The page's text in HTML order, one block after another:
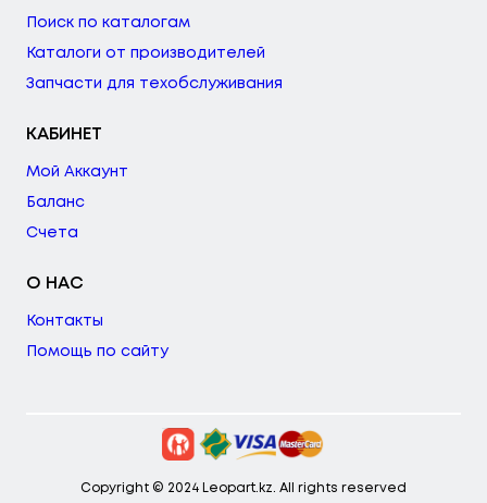
Поиск по каталогам
Каталоги от производителей
Запчасти для техобслуживания
КАБИНЕТ
Мой Аккаунт
Баланс
Счета
О НАС
Контакты
Помощь по сайту
Copyright © 2024 Leopart.kz. All rights reserved